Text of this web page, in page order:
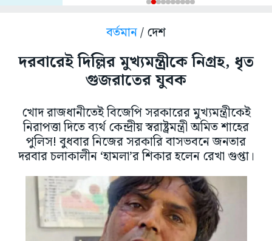
বর্তমান/ দেশ
দরবারেই দিল্লির মুখ্যমন্ত্রীকে নিগ্রহ, ধৃত
গুজরাতের যুবক
খোদ রাজধানীতেই বিজেপি সরকারের মুখ্যমন্ত্রীকেই
নিরাপত্তা দিতে ব্যর্থ কেন্দ্রীয় স্বরাষ্ট্রমন্ত্রী অমিত শাহের
পুলিস! বুধবার নিজের সরকারি বাসভবনে জনতার
দরবার চলাকালীন ‘হামলা’র শিকার হলেন রেখা গুপ্তা।